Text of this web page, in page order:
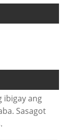
ibigay ang
Sasagot